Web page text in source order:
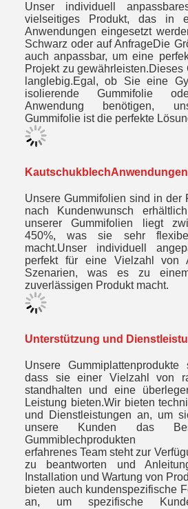
Unser individuell
vielseitiges Produkt, das in
Anwendungen eingesetzt
Schwarz oder auf AnfrageDie
auch anpassbar, um eine
Projekt zu gewährleisten.Dieses
langlebig.Egal, ob Sie eine
isolierende Gummifolie
Anwendung benötigen,
Gummifolie ist die perfekte
KautschukblechAnwendungen
Unsere Gummifolien sind in der
nach Kundenwunsch
unserer Gummifolien liegt
450%, was sie sehr
macht.Unser individuell
perfekt für eine Vielzahl von
Szenarien, was es zu
zuverlässigen Produkt macht.
Unterstützung und
Unsere
dass sie einer Vielzahl von
standhalten und eine
Leistung bieten.Wir bieten
und Dienstleistungen an, um
unsere Kunden das
Gummiblechprodukten
erfahrenes Team steht zur
zu beantworten und
Installation und Wartung von
bieten auch kundenspezifische
an, um spezifische